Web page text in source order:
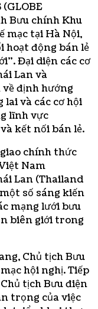
Bưu chính Khu
mạc tại Hà Nội,
hoạt động bán lẻ
Đại diện các cơ
Lan và
về định hướng
và các cơ hội
lĩnh vực
kết nối bán lẻ.
chính thức
Nam
Lan (Thailand
số sáng kiến
mạng lưới bưu
biên giới trong
Chủ tịch Bưu
hội nghị. Tiếp
tịch Bưu điện
trọng của việc